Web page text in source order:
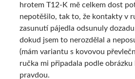
hrotem T12-K mě celkem dost
nepotěšilo, tak to, že kontakty v
zasunutí pájedla odsunuly
dokud jsem to nerozdělal a
(mám variantu s kovovou
ručka mi připadala podle obrázku
pravdou.